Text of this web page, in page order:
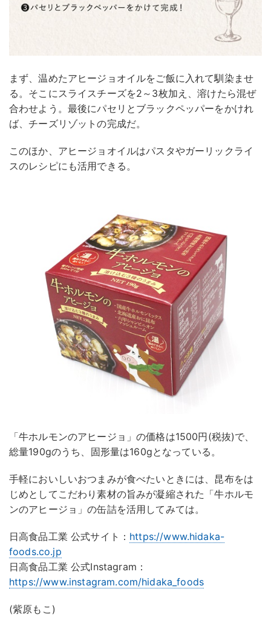
まず、温めたアヒージョオイルをご飯に入れて馴染ませ
る。そこにスライスチーズを2～3枚加え、溶けたら混ぜ
合わせよう。最後にパセリとブラックペッパーをかけれ
ば、チーズリゾットの完成だ。
このほか、アヒージョオイルはパスタやガーリックライ
スのレシピにも活用できる。
「牛ホルモンのアヒージョ」の価格は1500円(税抜)で、
総量190gのうち、固形量は160gとなっている。
手軽においしいおつまみが食べたいときには、昆布をは
じめとしてこだわり素材の旨みが凝縮された「牛ホルモ
ンのアヒージョ」の缶詰を活用してみては。
日高食品工業 公式サイト： https://www.hidaka-
foods.co.jp
日高食品工業 公式Instagram：
https://www.instagram.com/hidaka_foods
(紫原もこ)